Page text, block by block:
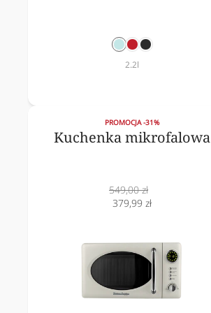
mięta
czerwony
czarny
2.2l
PROMOCJA -31%
Kuchenka mikrofalowa
Cena
normalna
549,00 zł
Cena
379,99 zł